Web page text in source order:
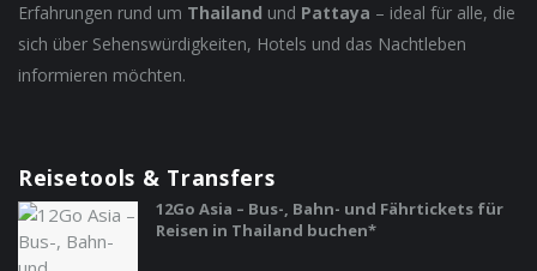
Erfahrungen rund um Thailand und Pattaya – ideal für alle, die
sich über Sehenswürdigkeiten, Hotels und das Nachtleben
informieren möchten.
Reisetools & Transfers
12Go Asia – Bus-, Bahn- und Fährtickets für
Reisen in Thailand buchen*